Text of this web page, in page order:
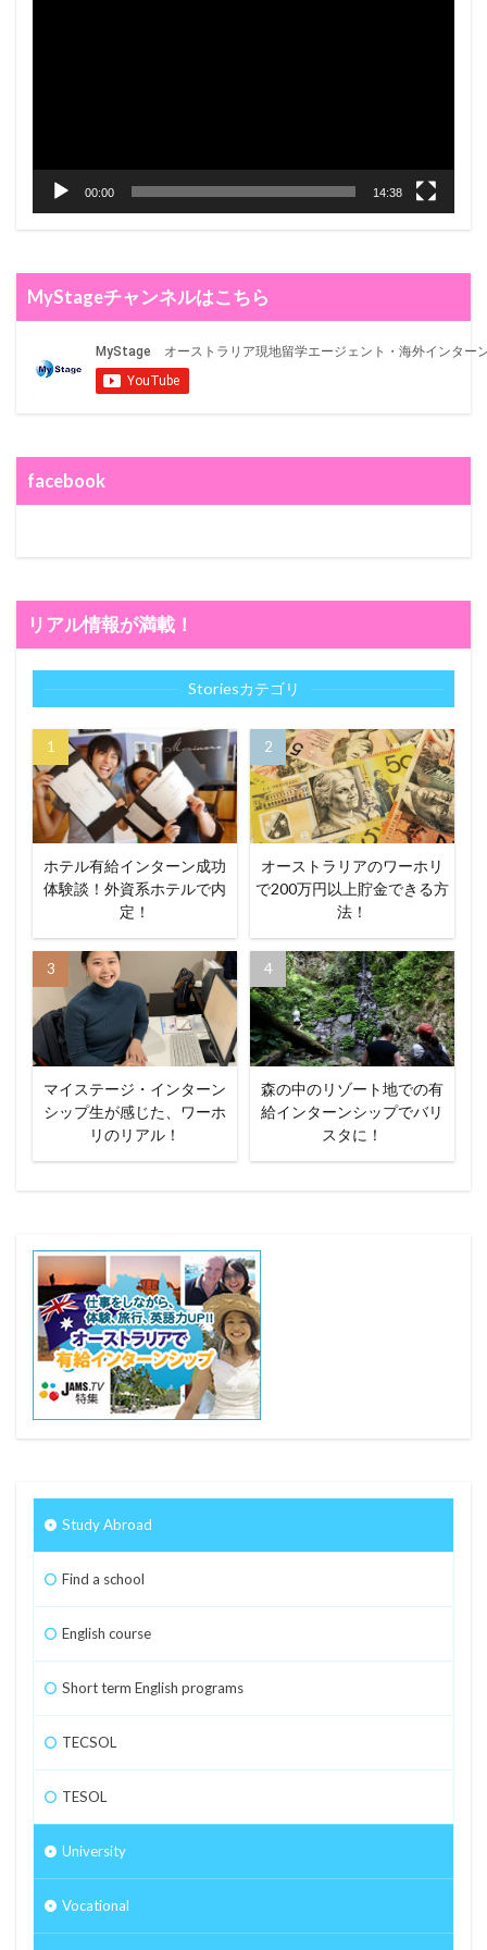
00:00 14:38
MyStageチャンネルはこちら
facebook
リアル情報が満載！
Storiesカテゴリ
ホテル有給インターン成功
体験談！外資系ホテルで内
定！
オーストラリアのワーホリ
で200万円以上貯金できる方
法！
マイステージ・インターン
シップ生が感じた、ワーホ
リのリアル！
森の中のリゾート地での有
給インターンシップでバリ
スタに！
Study Abroad
Find a school
English course
Short term English programs
TECSOL
TESOL
University
Vocational